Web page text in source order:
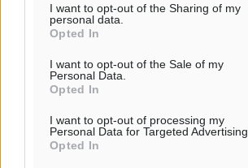
I want to opt-out of the Sharing of my
personal data.
Opted In
I want to opt-out of the Sale of my
Personal Data.
Opted In
I want to opt-out of processing my
Personal Data for Targeted Advertising.
Opted In